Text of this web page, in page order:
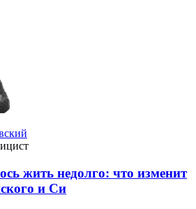
жить недолго: что изменит
и Си